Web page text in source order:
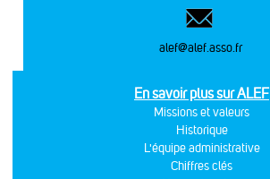
alef@alef.asso.fr
En savoir plus sur ALEF
Missions et valeurs
Historique
L'équipe administrative
Chiffres clés